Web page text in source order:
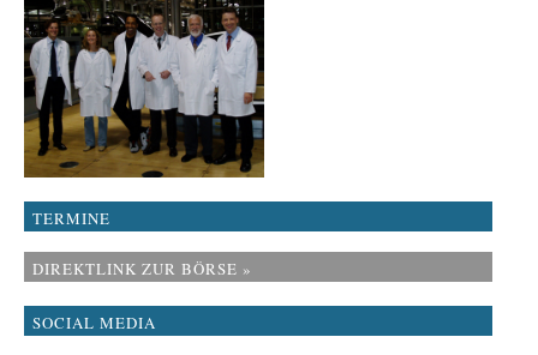
TERMINE
DIREKTLINK ZUR BÖRSE »
SOCIAL MEDIA